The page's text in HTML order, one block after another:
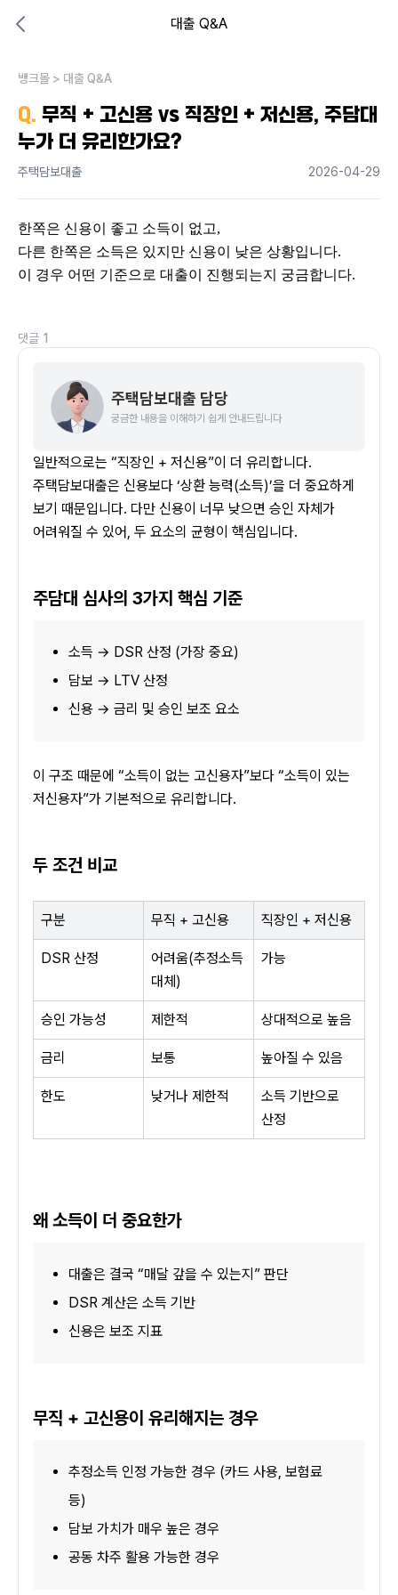
대출 Q&A
내 상황엔 어떤 방법이 있을까?
뱅크몰 > 대출 Q&A
Q. 무직 + 고신용 vs 직장인 + 저신용, 주담대
누가 더 유리한가요?
주택담보대출 2026-04-29
한쪽은 신용이 좋고 소득이 없고,
다른 한쪽은 소득은 있지만 신용이 낮은 상황입니다.
이 경우 어떤 기준으로 대출이 진행되는지 궁금합니다.
댓글 1
주택담보대출 담당
궁금한 내용을 이해하기 쉽게 안내드립니다
일반적으로는 “직장인 + 저신용”이 더 유리합니다.
주택담보대출은 신용보다 ‘상환 능력(소득)’을 더 중요하게
보기 때문입니다. 다만 신용이 너무 낮으면 승인 자체가
어려워질 수 있어, 두 요소의 균형이 핵심입니다.
주담대 심사의 3가지 핵심 기준
소득 → DSR 산정 (가장 중요)
담보 → LTV 산정
신용 → 금리 및 승인 보조 요소
이 구조 때문에 “소득이 없는 고신용자”보다 “소득이 있는
저신용자”가 기본적으로 유리합니다.
두 조건 비교
구분 무직 + 고신용 직장인 + 저신용
DSR 산정
어려움(추정소득
대체)
가능
승인 가능성 제한적 상대적으로 높음
금리 보통 높아질 수 있음
한도 낮거나 제한적
소득 기반으로
산정
왜 소득이 더 중요한가
대출은 결국 “매달 갚을 수 있는지” 판단
DSR 계산은 소득 기반
신용은 보조 지표
무직 + 고신용이 유리해지는 경우
추정소득 인정 가능한 경우 (카드 사용, 보험료
등)
담보 가치가 매우 높은 경우
공동 차주 활용 가능한 경우